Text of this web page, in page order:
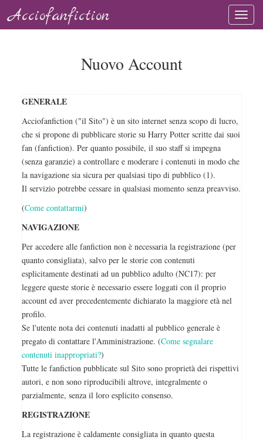
Acciofanfiction
Nuovo Account
GENERALE
Acciofanfiction ("il Sito") è un sito internet senza scopo di lucro,
che si propone di pubblicare storie su Harry Potter scritte dai suoi
fan (fanfiction). Per quanto possibile, il suo staff si impegna
(senza garanzie) a controllare e moderare i contenuti in modo che
la navigazione sia sicura per qualsiasi tipo di pubblico (1).
Il servizio potrebbe cessare in qualsiasi momento senza preavviso.
(Come contattarmi)
NAVIGAZIONE
Per accedere alle fanfiction non è necessaria la registrazione (per
quanto consigliata), salvo per le storie con contenuti
esplicitamente destinati ad un pubblico adulto (NC17): per
leggere queste storie è necessario essere loggati con il proprio
account ed aver precedentemente dichiarato la maggiore età nel
profilo.
Se l'utente nota dei contenuti inadatti al pubblico generale è
pregato di contattare l'Amministrazione. (Come segnalare
contenuti inappropriati?)
Tutte le fanfiction pubblicate sul Sito sono proprietà dei rispettivi
autori, e non sono riproducibili altrove, integralmente o
parzialmente, senza il loro esplicito consenso.
REGISTRAZIONE
La registrazione è caldamente consigliata in quanto questa